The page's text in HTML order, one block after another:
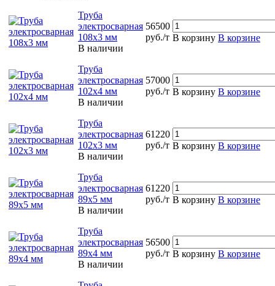
Труба
электросварная
108х3 мм
В наличии
56500
руб./т В корзину В корзине
Труба
электросварная
102х4 мм
В наличии
57000
руб./т В корзину В корзине
Труба
электросварная
102х3 мм
В наличии
61220
руб./т В корзину В корзине
Труба
электросварная
89х5 мм
В наличии
61220
руб./т В корзину В корзине
Труба
электросварная
89х4 мм
В наличии
56500
руб./т В корзину В корзине